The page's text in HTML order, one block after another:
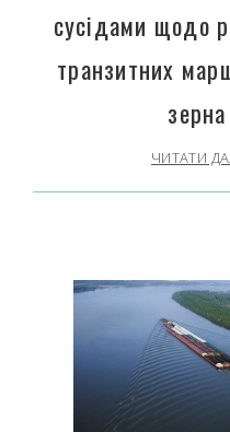
сусідами щодо
транзитних
зерна
ЧИТАТИ